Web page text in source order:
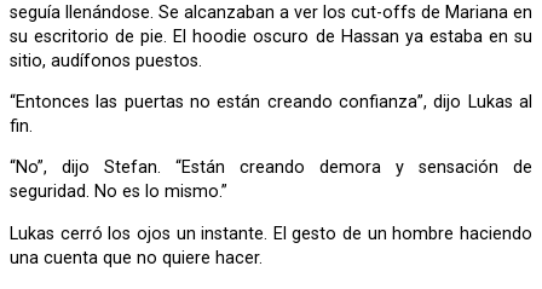
seguía llenándose. Se alcanzaban a ver los cut-offs de Mariana en
su escritorio de pie. El hoodie oscuro de Hassan ya estaba en su
sitio, audífonos puestos.
“Entonces las puertas no están creando confianza”, dijo Lukas al
fin.
“No”, dijo Stefan. “Están creando demora y sensación de
seguridad. No es lo mismo.”
Lukas cerró los ojos un instante. El gesto de un hombre haciendo
una cuenta que no quiere hacer.